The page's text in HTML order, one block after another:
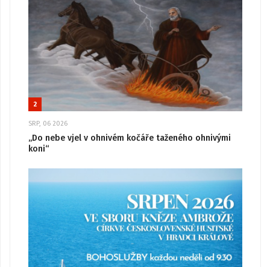
2
SRP, 06 2026
„Do nebe vjel v ohnivém kočáře taženého ohnivými
koni“